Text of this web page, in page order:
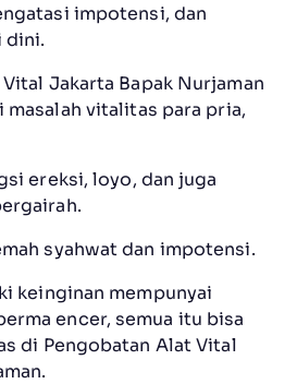
impotensi, dan
dini.
Jakarta Bapak Nurjaman
masalah vitalitas para pria,
ereksi, loyo, dan juga
syahwat dan impotensi.
keinginan mempunyai
encer, semua itu bisa
di Pengobatan Alat Vital